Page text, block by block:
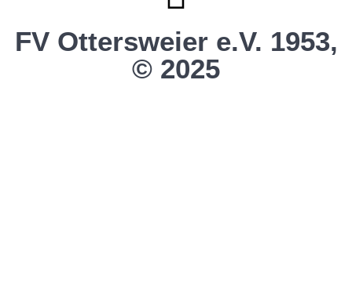
FV Ottersweier e.V. 1953,
© 2025